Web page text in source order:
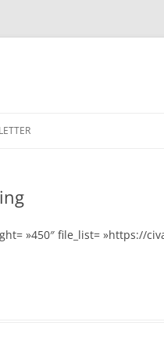
»450″ file_list= »https://